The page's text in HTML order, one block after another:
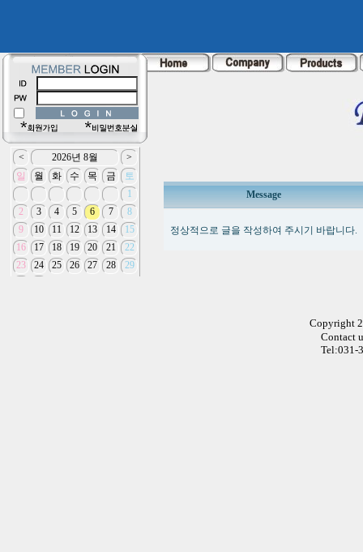
Message
정상적으로 글을 작성하여 주시기 바랍니다.
Copyright
Contact
Tel:031-